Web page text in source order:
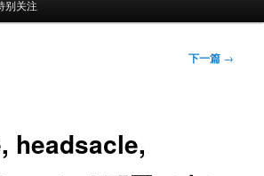
别关注
下一篇 →
headsacle,